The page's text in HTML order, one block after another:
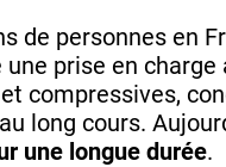
de personnes en
une prise en
compressives,
long cours.
une longue durée.